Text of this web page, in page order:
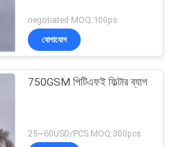
negotiated MOQ:100ps
যোগাযোগ
750GSM পিটিএফই ফিল্টার ব্যাগ
25~60USD/PCS MOQ:300pcs